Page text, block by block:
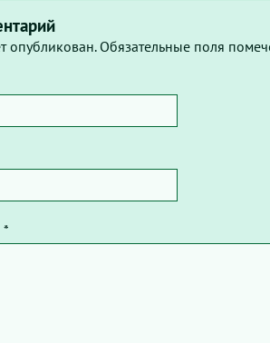
опубликован. Обязательные поля
*